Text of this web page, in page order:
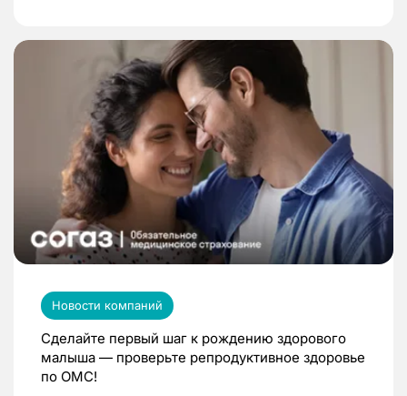
Новости компаний
Сделайте первый шаг к рождению здорового
малыша — проверьте репродуктивное здоровье
по ОМС!